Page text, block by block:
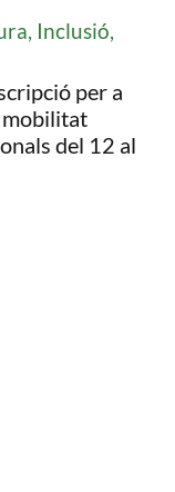
Inclusió,
per a
mobilitat
del 12 al